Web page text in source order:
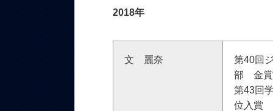
2018年
文 麗奈
第40回
部 金賞
第43回
位入賞